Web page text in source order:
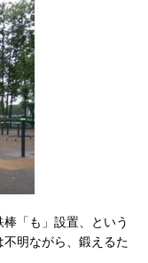
「も」設置、という
明ながら、鍛えるた